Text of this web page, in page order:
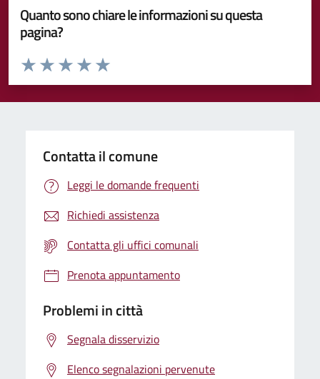
Quanto sono chiare le informazioni su questa
pagina?
Valuta da 1 a 5 stelle la pagina
Valuta 5 stelle su 5
Valuta 4 stelle su 5
Valuta 3 stelle su 5
Valuta 2 stelle su 5
Valuta 1 stelle su 5
Contatta il comune
Leggi le domande frequenti
Richiedi assistenza
Contatta gli uffici comunali
Prenota appuntamento
Problemi in città
Segnala disservizio
Elenco segnalazioni pervenute